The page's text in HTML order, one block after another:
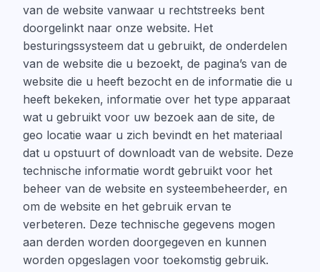
van de website vanwaar u rechtstreeks bent
doorgelinkt naar onze website. Het
besturingssysteem dat u gebruikt, de onderdelen
van de website die u bezoekt, de pagina’s van de
website die u heeft bezocht en de informatie die u
heeft bekeken, informatie over het type apparaat
wat u gebruikt voor uw bezoek aan de site, de
geo locatie waar u zich bevindt en het materiaal
dat u opstuurt of downloadt van de website. Deze
technische informatie wordt gebruikt voor het
beheer van de website en systeembeheerder, en
om de website en het gebruik ervan te
verbeteren. Deze technische gegevens mogen
aan derden worden doorgegeven en kunnen
worden opgeslagen voor toekomstig gebruik.